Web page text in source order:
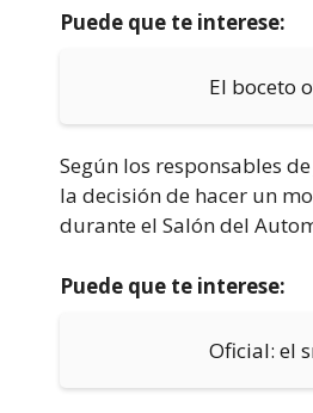
Puede que te interese:
El boceto
Según los responsables
la decisión de hacer un
durante el Salón del
Puede que te interese:
Oficial: el